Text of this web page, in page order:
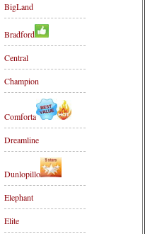
BigLand
Bradford
Central
Champion
Comforta
Dreamline
Dunlopillo
Elephant
Elite